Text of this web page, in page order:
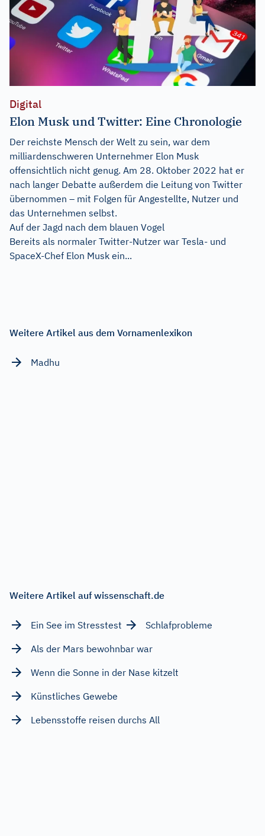
Digital
Elon Musk und Twitter: Eine Chronologie
Der reichste Mensch der Welt zu sein, war dem
milliardenschweren Unternehmer Elon Musk
offensichtlich nicht genug. Am 28. Oktober 2022 hat er
nach langer Debatte außerdem die Leitung von Twitter
übernommen – mit Folgen für Angestellte, Nutzer und
das Unternehmen selbst.
Auf der Jagd nach dem blauen Vogel
Bereits als normaler Twitter-Nutzer war Tesla- und
SpaceX-Chef Elon Musk ein...
Weitere Artikel aus dem Vornamenlexikon
Madhu
Weitere Artikel auf wissenschaft.de
Ein See im Stresstest
Schlafprobleme
Als der Mars bewohnbar war
Wenn die Sonne in der Nase kitzelt
Künstliches Gewebe
Lebensstoffe reisen durchs All